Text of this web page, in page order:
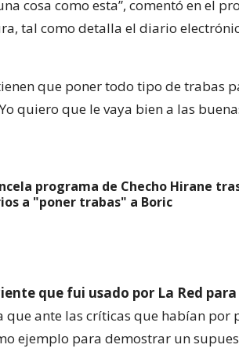
cosa como esta”, comentó en el
tal como detalla el diario
que poner todo tipo de trabas
quiero que le vaya bien a las
programa de Checho Hirane
a "poner trabas" a Boric
que fui usado por La Red
que ante las críticas que habían por
ejemplo para demostrar un